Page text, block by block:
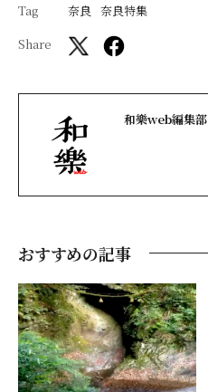
Tag 奈良 奈良特集
Share
和樂web編集部
おすすめの記事